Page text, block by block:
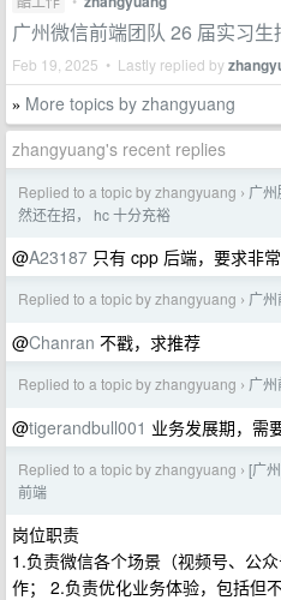
广州微信前端团队 26 届实习生
Feb 19, 2025 • Lastly replied by
» More topics by zhangyuang
zhangyuang's recent replies
Replied to a topic by zhangyuang › 广
然还在招， hc 十分充裕
@A23187 只有 cpp 后端，要求非
Replied to a topic by zhangyuang › 广
@Chanran 不戳，求推荐
Replied to a topic by zhangyuang › 广
@tigerandbull001 业务发展期，需
Replied to a topic by zhangyuang › [广
前端
岗位职责
1.负责微信各个场景（视频号、公
作； 2.负责优化业务体验，包括但